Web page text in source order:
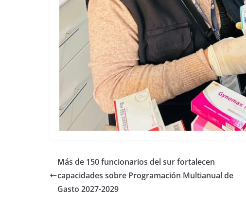
Más de 150 funcionarios del sur fortalecen
capacidades sobre Programación Multianual de
Gasto 2027-2029